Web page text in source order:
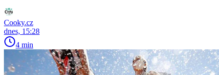
Cooky.cz
dnes, 15:28
4 min